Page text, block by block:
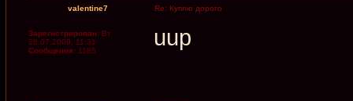
valentine7 Re: Куплю дорого
Зарегистрирован: Вт
28.07.2009, 11:31
Сообщения: 1185
uup